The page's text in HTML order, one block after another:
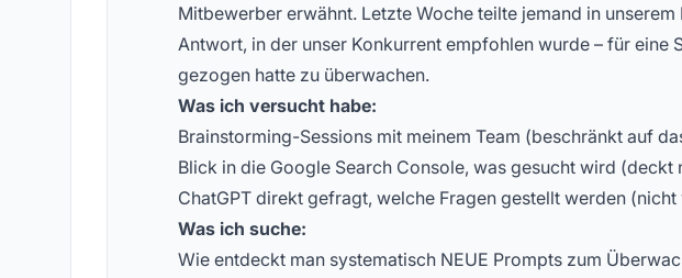
Mitbewerber erwähnt. Letzte Woche teilte jemand in
Antwort, in der unser Konkurrent empfohlen wurde – für eine
gezogen hatte zu überwachen.
Was ich versucht habe:
Brainstorming-Sessions mit meinem Team (beschränkt auf
Blick in die Google Search Console, was gesucht wird (deckt
ChatGPT direkt gefragt, welche Fragen gestellt werden (nicht
Was ich suche:
Wie entdeckt man systematisch NEUE Prompts zum